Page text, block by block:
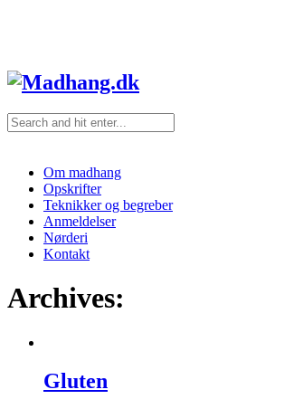
Om madhang
Opskrifter
Teknikker og begreber
Anmeldelser
Nørderi
Kontakt
Archives:
Gluten